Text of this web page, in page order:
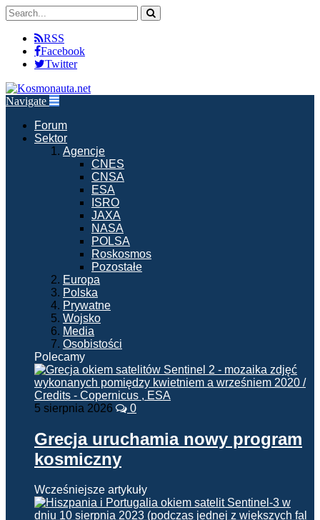
RSS
Facebook
Twitter
Navigate
Forum
Sektor
Agencje
CNES
CNSA
ESA
ISRO
JAXA
NASA
POLSA
Roskosmos
Pozostałe
Europa
Polska
Prywatne
Wojsko
Media
Osobistości
Polecamy
5 sierpnia 2026 0
Grecja uruchamia nowy program
kosmiczny
Wcześniejsze artykuły